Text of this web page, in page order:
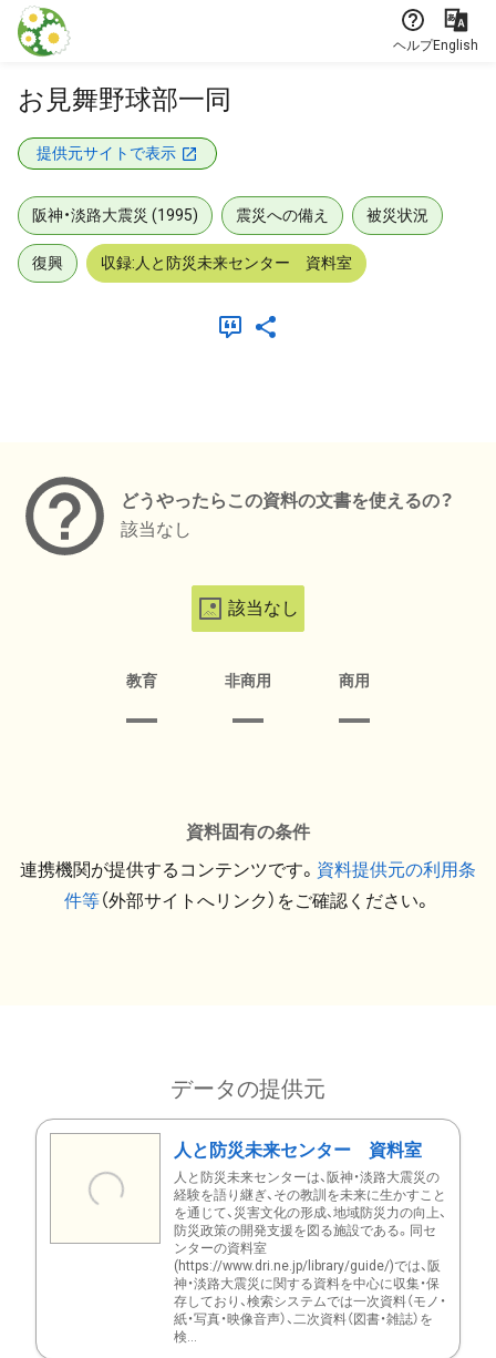
本文に飛ぶ
ヘルプEnglish
お見舞野球部一同
提供元サイトで表示
阪神・淡路大震災 (1995) 震災への備え 被災状況
復興 収録:人と防災未来センター 資料室
どうやったらこの資料の文書を使えるの？
該当なし
該当なし
教育 非商用 商用
資料固有の条件
連携機関が提供するコンテンツです。 資料提供元の利用条
件等（外部サイトへリンク）をご確認ください。
データの提供元
人と防災未来センター 資料室
人と防災未来センターは、阪神・淡路大震災の
経験を語り継ぎ、その教訓を未来に生かすこと
を通じて、災害文化の形成、地域防災力の向上、
防災政策の開発支援を図る施設である。同セ
ンターの資料室
(https://www.dri.ne.jp/library/guide/)では、阪
神・淡路大震災に関する資料を中心に収集・保
存しており、検索システムでは一次資料（モノ・
紙・写真・映像音声）、二次資料（図書・雑誌）を
検...